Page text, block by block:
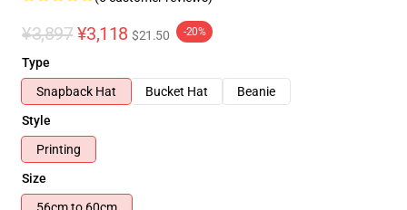
¥3,897 ¥3,118 $21.50 -20%
Type
Snapback Hat
Bucket Hat
Beanie
Style
Printing
Size